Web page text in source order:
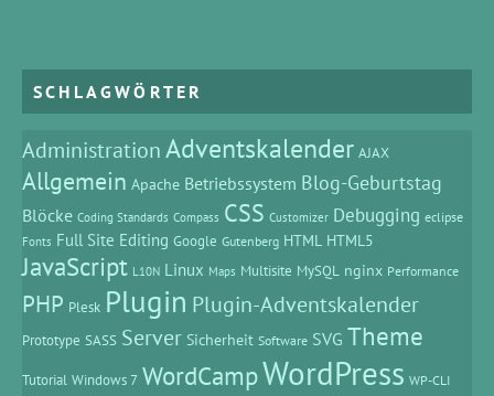
SCHLAGWÖRTER
AdministrationAdventskalender AJAX
Allgemein Apache Betriebssystem Blog-Geburtstag
Blöcke Coding Standards Compass CSS Customizer Debugging eclipse
Fonts Full Site Editing Google Gutenberg HTML HTML5
JavaScript L10N Linux Maps Multisite MySQL nginx Performance
PHP Plesk Plugin Plugin-Adventskalender
Prototype SASS Server Sicherheit Software SVG Theme
Tutorial Windows 7 WordCampWordPress WP-CLI